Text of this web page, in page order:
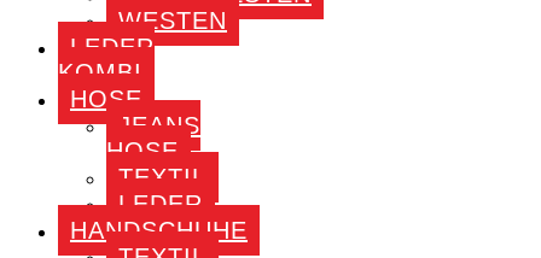
WESTEN
LEDER
KOMBI
HOSE
JEANS
HOSE
TEXTIL
LEDER
HANDSCHUHE